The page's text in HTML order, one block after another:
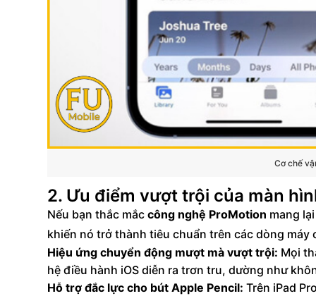
Cơ chế
2. Ưu điểm vượt trội của màn
Nếu bạn thắc mắc công nghệ ProMotion mang
khiến nó trở thành tiêu chuẩn trên các dòng máy
Hiệu ứng chuyển động mượt mà vượt trội: Mọi
hệ điều hành iOS diễn ra trơn tru, dường như
Hỗ trợ đắc lực cho bút Apple Pencil: Trên iPad